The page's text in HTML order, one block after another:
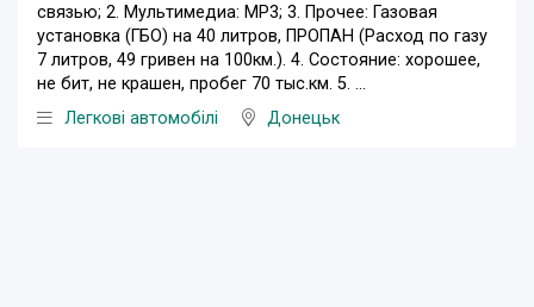
связью; 2. Мультимедиа: MP3; 3. Прочее: Газовая
установка (ГБО) на 40 литров, ПРОПАН (Расход по газу
7 литров, 49 гривен на 100км.). 4. Состояние: хорошее,
не бит, не крашен, пробег 70 тыс.км. 5. ...
Легкові автомобілі
Донецьк